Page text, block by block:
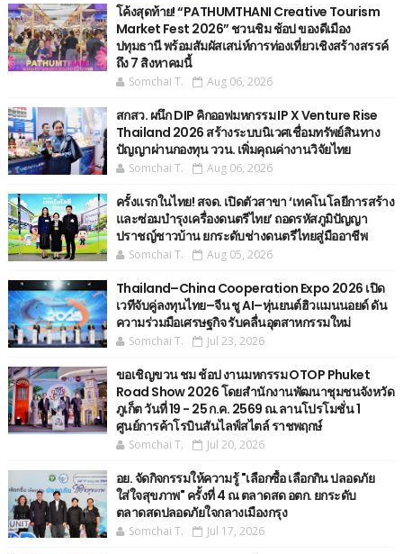
โค้งสุดท้าย! “PATHUMTHANI Creative Tourism
Market Fest 2026” ชวนชิม ช้อป ของดีเมือง
ปทุมธานี พร้อมสัมผัสเสน่ห์การท่องเที่ยวเชิงสร้างสรรค์
ถึง 7 สิงหาคมนี้
Somchai T. Aug 06, 2026
สกสว. ผนึก DIP คิกออฟมหกรรม IP X Venture Rise
Thailand 2026 สร้างระบบนิเวศเชื่อมทรัพย์สินทาง
ปัญญาผ่านกองทุน ววน. เพิ่มคุณค่างานวิจัยไทย
Somchai T. Aug 06, 2026
ครั้งแรกในไทย! สจด. เปิดตัวสาขา ‘เทคโนโลยีการสร้าง
และซ่อมบำรุงเครื่องดนตรีไทย’ ​ถอดรหัสภูมิปัญญา
ปราชญ์ชาวบ้าน ยกระดับช่างดนตรีไทยสู่มืออาชีพ
Somchai T. Aug 05, 2026
Thailand–China Cooperation Expo 2026 เปิด
เวทีจับคู่ลงทุนไทย–จีน ชู AI–หุ่นยนต์ฮิวแมนนอยด์ ดัน
ความร่วมมือเศรษฐกิจ รับคลื่นอุตสาหกรรมใหม่
Somchai T. Jul 23, 2026
ขอเชิญขวน ชม ช้อป งานมหกรรม OTOP Phuket
Road Show 2026 โดยสำนักงานพัฒนาชุมชนจังหวัด
ภูเก็ต วันที่ 19 - 25 ก.ค. 2569 ณ.ลานโปรโมชั่น 1
ศูนย์การค้าโรบินสันไลฟ์สไตล์ ราชพฤกษ์
Somchai T. Jul 20, 2026
อย. จัดกิจกรรมให้ความรู้ "เลือกซื้อ เลือกกิน ปลอดภัย
ใส่ใจสุขภาพ" ครั้งที่ 4 ณ ตลาดสด อตก. ยกระดับ
ตลาดสดปลอดภัยใจกลางเมืองกรุง
Somchai T. Jul 17, 2026